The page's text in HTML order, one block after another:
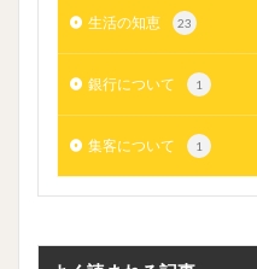
生活の知恵 23
銀行について 1
集客について 1